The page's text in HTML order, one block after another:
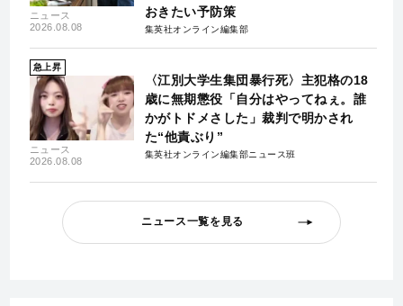
ニュース
2026.08.08
おきたい予防策
集英社オンライン編集部
急上昇
ニュース
2026.08.08
〈江別大学生集団暴行死〉主犯格の18
歳に無期懲役「自分はやってねぇ。誰
かがトドメさした」裁判で明かされ
た“他責ぶり”
集英社オンライン編集部ニュース班
ニュース一覧を見る